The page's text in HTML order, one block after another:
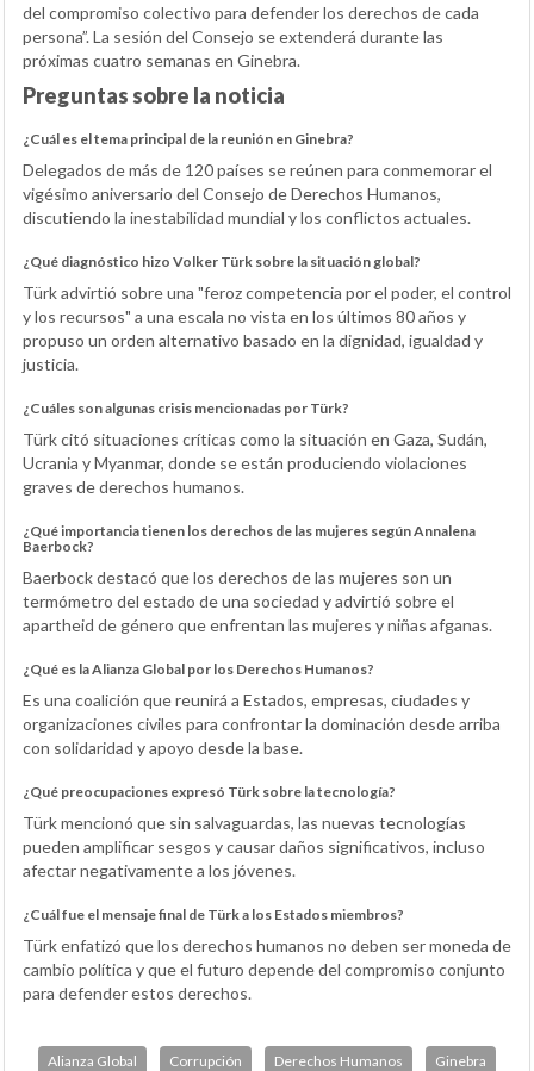
del compromiso colectivo para defender los derechos de cada
persona”. La sesión del Consejo se extenderá durante las
próximas cuatro semanas en Ginebra.
Preguntas sobre la noticia
¿Cuál es el tema principal de la reunión en Ginebra?
Delegados de más de 120 países se reúnen para conmemorar el
vigésimo aniversario del Consejo de Derechos Humanos,
discutiendo la inestabilidad mundial y los conflictos actuales.
¿Qué diagnóstico hizo Volker Türk sobre la situación global?
Türk advirtió sobre una "feroz competencia por el poder, el control
y los recursos" a una escala no vista en los últimos 80 años y
propuso un orden alternativo basado en la dignidad, igualdad y
justicia.
¿Cuáles son algunas crisis mencionadas por Türk?
Türk citó situaciones críticas como la situación en Gaza, Sudán,
Ucrania y Myanmar, donde se están produciendo violaciones
graves de derechos humanos.
¿Qué importancia tienen los derechos de las mujeres según Annalena
Baerbock?
Baerbock destacó que los derechos de las mujeres son un
termómetro del estado de una sociedad y advirtió sobre el
apartheid de género que enfrentan las mujeres y niñas afganas.
¿Qué es la Alianza Global por los Derechos Humanos?
Es una coalición que reunirá a Estados, empresas, ciudades y
organizaciones civiles para confrontar la dominación desde arriba
con solidaridad y apoyo desde la base.
¿Qué preocupaciones expresó Türk sobre la tecnología?
Türk mencionó que sin salvaguardas, las nuevas tecnologías
pueden amplificar sesgos y causar daños significativos, incluso
afectar negativamente a los jóvenes.
¿Cuál fue el mensaje final de Türk a los Estados miembros?
Türk enfatizó que los derechos humanos no deben ser moneda de
cambio política y que el futuro depende del compromiso conjunto
para defender estos derechos.
Alianza Global Corrupción Derechos Humanos Ginebra